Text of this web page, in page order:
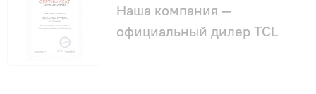
Наша компания —
официальный дилер TCL